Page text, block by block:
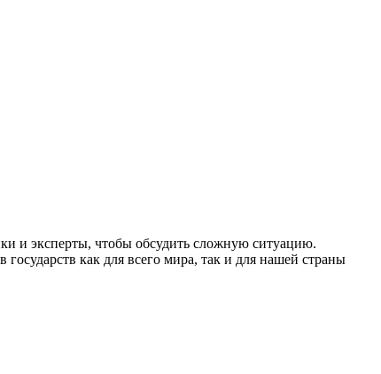
и эксперты, чтобы обсудить сложную ситуацию.
как для всего мира, так и для нашей страны